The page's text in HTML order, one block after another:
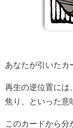
あなたが引いたカ
再生の逆位置には
焦り、といった意
このカードから